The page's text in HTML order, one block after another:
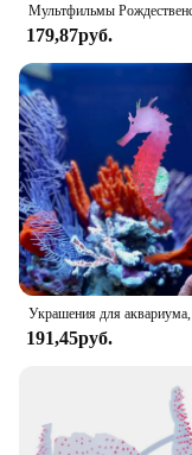
179,87руб.
191,45руб.